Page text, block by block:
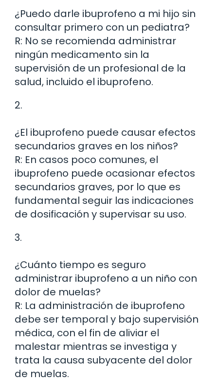
¿Puedo darle ibuprofeno a mi hijo sin
consultar primero con un pediatra?
R: No se recomienda administrar
ningún medicamento sin la
supervisión de un profesional de la
salud, incluido el ibuprofeno.
2.
¿El ibuprofeno puede causar efectos
secundarios graves en los niños?
R: En casos poco comunes, el
ibuprofeno puede ocasionar efectos
secundarios graves, por lo que es
fundamental seguir las indicaciones
de dosificación y supervisar su uso.
3.
¿Cuánto tiempo es seguro
administrar ibuprofeno a un niño con
dolor de muelas?
R: La administración de ibuprofeno
debe ser temporal y bajo supervisión
médica, con el fin de aliviar el
malestar mientras se investiga y
trata la causa subyacente del dolor
de muelas.